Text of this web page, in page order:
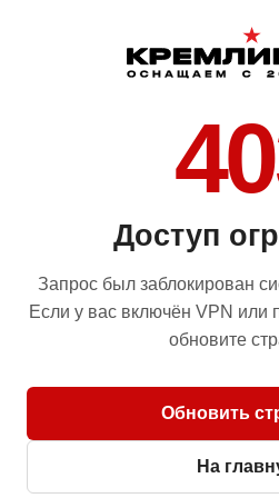
Доступ
Запрос был заблокирован
Если у вас включён VPN или
обновите
Обновить
На